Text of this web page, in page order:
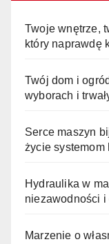
Twoje wnętrze,
który naprawdę
Twój dom i
wyborach i
Serce maszyn
życie systemom
Hydraulika w
niezawodności
Marzenie o